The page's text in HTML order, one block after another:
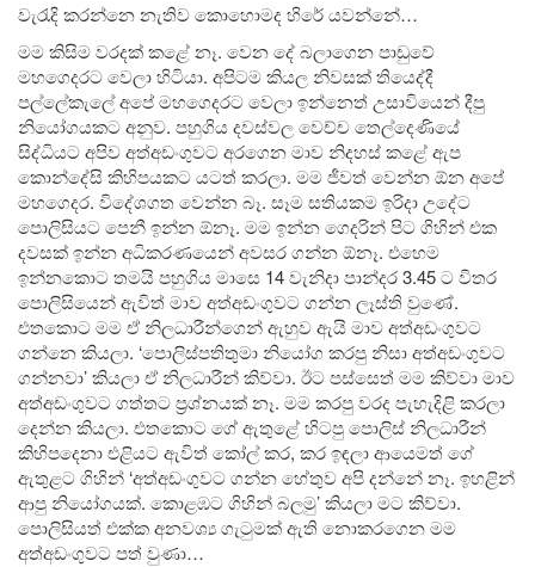
වැරැදි කරන්නෙ නැතිව කොහොමද හිරේ යවන්නේ…
මම කිසිම වරදක් කළේ නෑ. වෙන දේ බලාගෙන පාඩුවේ
මහගෙදරට වෙලා හිටියා. අපිටම කියල නිවසක් තියෙද්දී
පල්ලේකැලේ අපේ මහගෙදරට වෙලා ඉන්නෙත් උසාවියෙන් දීපු
නියෝගයකට අනුව. පහුගිය දවස්වල වෙච්ච තෙල්දෙණියේ
සිද්ධියට අපිව අත්අඩංගුවට අරගෙන මාව නිදහස් කළේ ඇප
කොන්දේසි කිහිපයකට යටත් කරලා. මම ජීවත් වෙන්න ඕන අපේ
මහගෙදර. විදේශගත වෙන්න බෑ. සෑම සතියකම ඉරිදා උදේට
පොලිසියට පෙනී ඉන්න ඕනෑ. මම ඉන්න ගෙදරින් පිට ගිහින් එක
දවසක් ඉන්න අධිකරණයෙන් අවසර ගන්න ඕනෑ. එහෙම
ඉන්නකොට තමයි පහුගිය මාසෙ 14 වැනිදා පාන්දර 3.45 ට විතර
පොලිසියෙන් ඇවිත් මාව අත්අඩංගුවට ගන්න ලෑස්ති වුණේ.
එතකොට මම ඒ නිලධාරීන්ගෙන් ඇහුව ඇයි මාව අත්අඩංගුවට
ගන්නෙ කියලා. ‘පොලිස්පතිතුමා නියෝග කරපු නිසා අත්අඩංගුවට
ගන්නවා’ කියලා ඒ නිලධාරීන් කිව්වා. ඊට පස්සෙත් මම කිව්වා මාව
අත්අඩංගුවට ගත්තට ප‍්‍රශ්නයක් නෑ. මම කරපු වරද පැහැදිළි කරලා
දෙන්න කියලා. එතකොට ගේ ඇතුළේ හිටපු පොලිස් නිලධාරීන්
කිහිපදෙනා එළියට ඇවිත් කෝල් කර, කර ඉඳලා ආයෙමත් ගේ
ඇතුළට ගිහින් ‘අත්අඩංගුවට ගන්න හේතුව අපි දන්නේ නෑ. ඉහළින්
ආපු නියෝගයක්. කොළඹට ගිහින් බලමු’ කියලා මට කිව්වා.
පොලිසියත් එක්ක අනවශ්‍ය ගැටුමක් ඇති නොකරගෙන මම
අත්අඩංගුවට පත් වුණා…